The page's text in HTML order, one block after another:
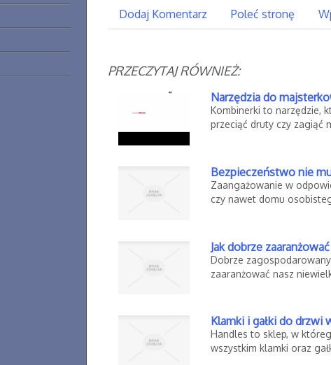
Dodaj Komentarz Poleć stronę
PRZECZYTAJ RÓWNIEŻ:
Narzędzia do
Kombinerki to narzędzie,
przeciąć druty czy zagiąć
Bezpieczeństwo nie
Zaangażowanie w
czy nawet domu
Jak dobrze
Dobrze
zaaranżować nasz
Klamki i gałki do drzwi
Handles to sklep, w
wszystkim klamki oraz